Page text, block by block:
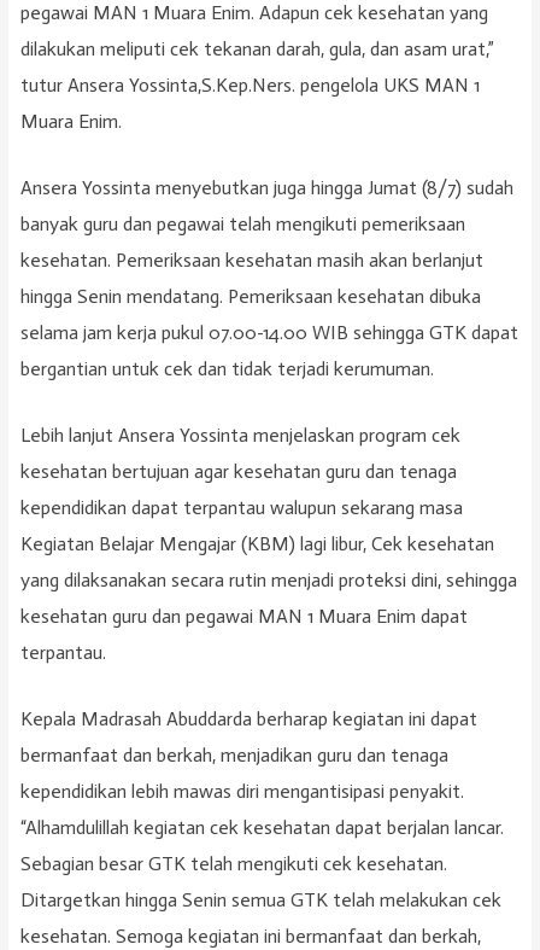
pegawai MAN 1 Muara Enim. Adapun cek kesehatan yang
dilakukan meliputi cek tekanan darah, gula, dan asam urat,”
tutur Ansera Yossinta,S.Kep.Ners. pengelola UKS MAN 1
Muara Enim.
Ansera Yossinta menyebutkan juga hingga Jumat (8/7) sudah
banyak guru dan pegawai telah mengikuti pemeriksaan
kesehatan. Pemeriksaan kesehatan masih akan berlanjut
hingga Senin mendatang. Pemeriksaan kesehatan dibuka
selama jam kerja pukul 07.00-14.00 WIB sehingga GTK dapat
bergantian untuk cek dan tidak terjadi kerumuman.
Lebih lanjut Ansera Yossinta menjelaskan program cek
kesehatan bertujuan agar kesehatan guru dan tenaga
kependidikan dapat terpantau walupun sekarang masa
Kegiatan Belajar Mengajar (KBM) lagi libur, Cek kesehatan
yang dilaksanakan secara rutin menjadi proteksi dini, sehingga
kesehatan guru dan pegawai MAN 1 Muara Enim dapat
terpantau.
Kepala Madrasah Abuddarda berharap kegiatan ini dapat
bermanfaat dan berkah, menjadikan guru dan tenaga
kependidikan lebih mawas diri mengantisipasi penyakit.
“Alhamdulillah kegiatan cek kesehatan dapat berjalan lancar.
Sebagian besar GTK telah mengikuti cek kesehatan.
Ditargetkan hingga Senin semua GTK telah melakukan cek
kesehatan. Semoga kegiatan ini bermanfaat dan berkah,